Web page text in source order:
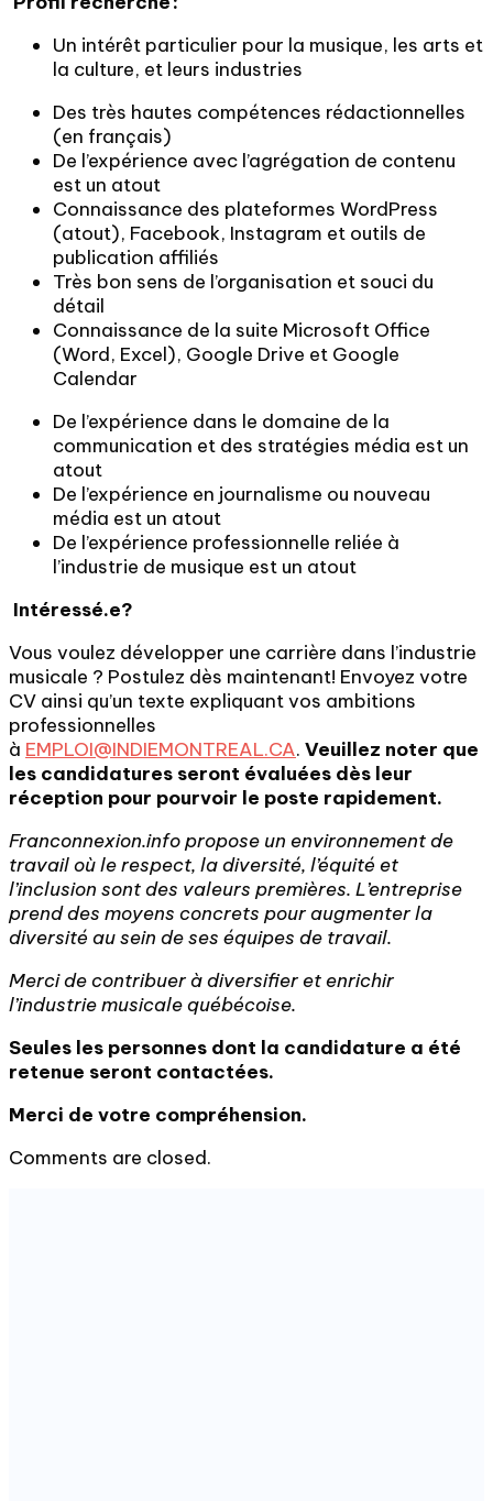
Un intérêt particulier pour la musique, les arts et
la culture, et leurs industries
Des très hautes compétences rédactionnelles
(en français)
De l’expérience avec l’agrégation de contenu
est un atout
Connaissance des plateformes WordPress
(atout), Facebook, Instagram et outils de
publication affiliés
Très bon sens de l’organisation et souci du
détail
Connaissance de la suite Microsoft Office
(Word, Excel), Google Drive et Google
Calendar
De l’expérience dans le domaine de la
communication et des stratégies média est un
atout
De l’expérience en journalisme ou nouveau
média est un atout
De l’expérience professionnelle reliée à
l’industrie de musique est un atout
Intéressé.e?
Vous voulez développer une carrière dans l’industrie
musicale ? Postulez dès maintenant! Envoyez votre
CV ainsi qu’un texte expliquant vos ambitions
professionnelles
à EMPLOI@INDIEMONTREAL.CA. Veuillez noter que
les candidatures seront évaluées dès leur
réception pour pourvoir le poste rapidement.
Franconnexion.info propose un environnement de
travail où le respect, la diversité, l’équité et
l’inclusion sont des valeurs premières. L’entreprise
prend des moyens concrets pour augmenter la
diversité au sein de ses équipes de travail.
Merci de contribuer à diversifier et enrichir
l’industrie musicale québécoise.
Seules les personnes dont la candidature a été
retenue seront contactées.
Merci de votre compréhension.
Comments are closed.